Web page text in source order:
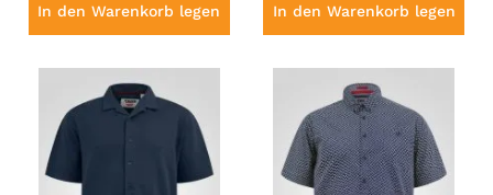
In den Warenkorb legen In den Warenkorb legen